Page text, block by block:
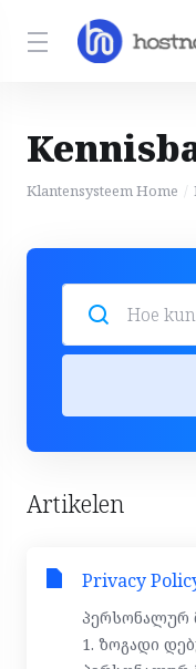
Klantensysteem Home
Artikelen
Privacy
პერსონალურ
1. ზოგადი